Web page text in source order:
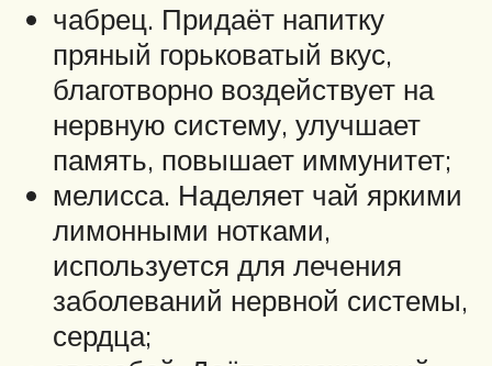
чабрец. Придаёт напитку
пряный горьковатый вкус,
благотворно воздействует на
нервную систему, улучшает
память, повышает иммунитет;
мелисса. Наделяет чай яркими
лимонными нотками,
используется для лечения
заболеваний нервной системы,
сердца;